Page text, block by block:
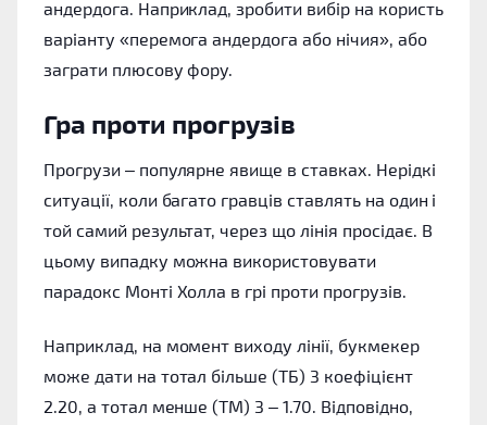
андердога. Наприклад, зробити вибір на користь
варіанту «перемога андердога або нічия», або
заграти плюсову фору.
Гра проти прогрузів
Прогрузи – популярне явище в ставках. Нерідкі
ситуації, коли багато гравців ставлять на один і
той самий результат, через що лінія просідає. В
цьому випадку можна використовувати
парадокс Монті Холла в грі проти прогрузів.
Наприклад, на момент виходу лінії, букмекер
може дати на тотал більше (ТБ) 3 коефіцієнт
2.20, а тотал менше (ТМ) 3 – 1.70. Відповідно,